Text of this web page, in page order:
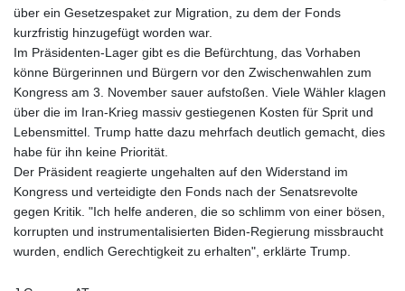
über ein Gesetzespaket zur Migration, zu dem der Fonds
kurzfristig hinzugefügt worden war.
Im Präsidenten-Lager gibt es die Befürchtung, das Vorhaben
könne Bürgerinnen und Bürgern vor den Zwischenwahlen zum
Kongress am 3. November sauer aufstoßen. Viele Wähler klagen
über die im Iran-Krieg massiv gestiegenen Kosten für Sprit und
Lebensmittel. Trump hatte dazu mehrfach deutlich gemacht, dies
habe für ihn keine Priorität.
Der Präsident reagierte ungehalten auf den Widerstand im
Kongress und verteidigte den Fonds nach der Senatsrevolte
gegen Kritik. "Ich helfe anderen, die so schlimm von einer bösen,
korrupten und instrumentalisierten Biden-Regierung missbraucht
wurden, endlich Gerechtigkeit zu erhalten", erklärte Trump.